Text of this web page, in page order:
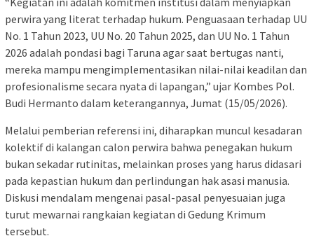
perwira yang literat terhadap hukum. Penguasaan terhadap UU
No. 1 Tahun 2023, UU No. 20 Tahun 2025, dan UU No. 1 Tahun
2026 adalah pondasi bagi Taruna agar saat bertugas nanti,
mereka mampu mengimplementasikan nilai-nilai keadilan dan
profesionalisme secara nyata di lapangan,” ujar Kombes Pol.
Budi Hermanto dalam keterangannya, Jumat (15/05/2026).
Melalui pemberian referensi ini, diharapkan muncul kesadaran
kolektif di kalangan calon perwira bahwa penegakan hukum
bukan sekadar rutinitas, melainkan proses yang harus didasari
pada kepastian hukum dan perlindungan hak asasi manusia.
Diskusi mendalam mengenai pasal-pasal penyesuaian juga
turut mewarnai rangkaian kegiatan di Gedung Krimum
tersebut.